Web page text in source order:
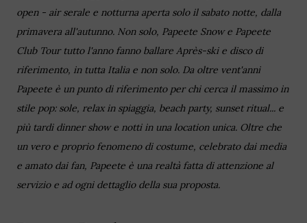
open - air serale e notturna aperta solo il sabato notte, dalla
primavera all'autunno. Non solo, Papeete Snow e Papeete
Club Tour tutto l'anno fanno ballare Après-ski e disco di
riferimento, in tutta Italia e non solo. Da oltre vent'anni
Papeete è un punto di riferimento per chi cerca il massimo in
stile pop: sole, relax in spiaggia, beach party, sunset ritual... e
più tardi dinner show e notti in una location unica. Oltre che
un vero e proprio fenomeno di costume, celebrato dai media
e amato dai fan, Papeete è una realtà fatta di attenzione al
servizio e ad ogni dettaglio della sua proposta.